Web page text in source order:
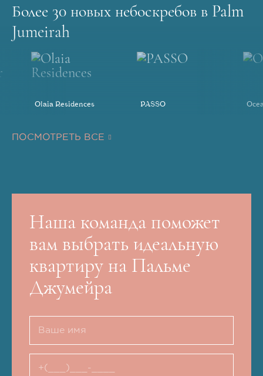
Более 30 новых небоскребов в Palm
Jumeirah
ПОСМОТРЕТЬ ВСЕ
Olaia Residences PASSO
Наша команда поможет
вам выбрать идеальную
квартиру на Пальме
Джумейра